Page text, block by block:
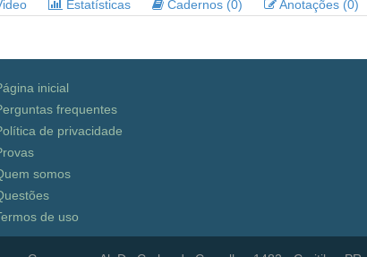
Estatísticas Cadernos (0) Anotações (0)
inicial
frequentes
de privacidade
somos
de uso